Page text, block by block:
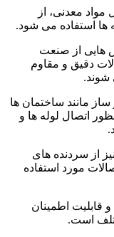
معدنی، از
ها استفاده می شود.
هایی از صنعت
دقیق و مقاوم
شوند.
مانند ساختمان ها
اتصال لوله ها و
از سردنده های
مورد استفاده
قابلیت اطمینان
است.